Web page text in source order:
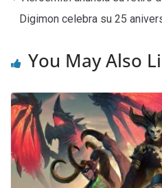
Digimon celebra su 25
You May Also